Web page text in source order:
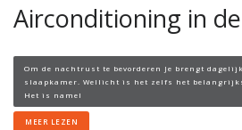
Airconditioning in
Om de nachtrust te bevorderen Je brengt
slaapkamer. Wellicht is het zelfs het
Het is namel
MEER LEZEN